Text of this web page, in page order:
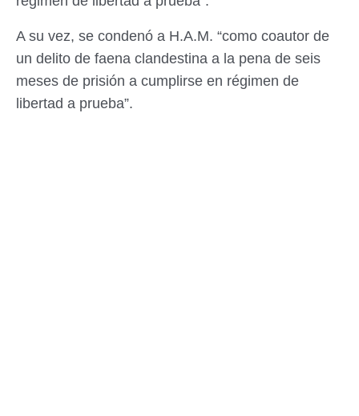
A su vez, se condenó a H.A.M. “como coautor de
un delito de faena clandestina a la pena de seis
meses de prisión a cumplirse en régimen de
libertad a prueba”.